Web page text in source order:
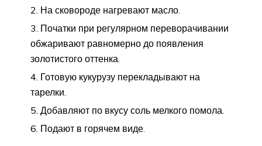
На сковороде нагревают масло.
Початки при регулярном переворачивании
обжаривают равномерно до появления
золотистого оттенка.
Готовую кукурузу перекладывают на
тарелки.
Добавляют по вкусу соль мелкого помола.
Подают в горячем виде.